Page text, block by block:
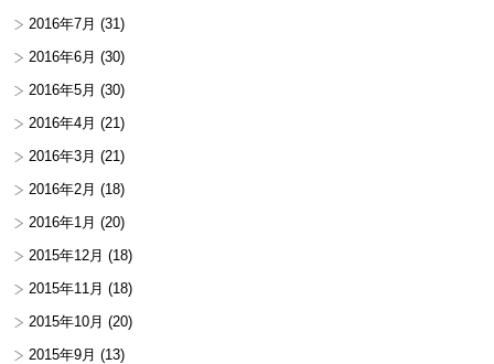
2016年7月 (31)
2016年6月 (30)
2016年5月 (30)
2016年4月 (21)
2016年3月 (21)
2016年2月 (18)
2016年1月 (20)
2015年12月 (18)
2015年11月 (18)
2015年10月 (20)
2015年9月 (13)